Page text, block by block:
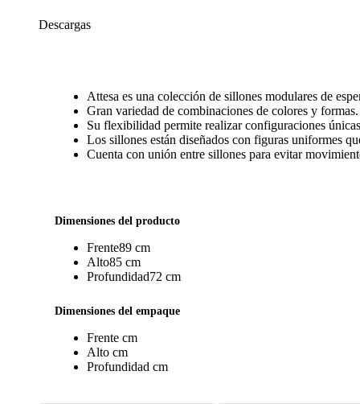
Descargas
Attesa es una colección de sillones modulares de
Gran variedad de combinaciones de colores y formas.
Su flexibilidad permite realizar configuraciones
Los sillones están diseñados con figuras uniformes
Cuenta con unión entre sillones para evitar
Dimensiones del producto
Frente89 cm
Alto85 cm
Profundidad72 cm
Dimensiones del empaque
Frente cm
Alto cm
Profundidad cm